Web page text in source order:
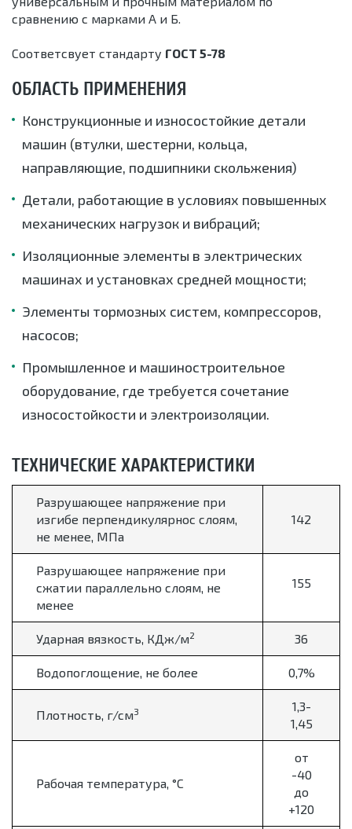
сравнению с марками А и Б.
Соответсвует стандарту ГОСТ 5-78
ОБЛАСТЬ ПРИМЕНЕНИЯ
Конструкционные и износостойкие детали
машин (втулки, шестерни, кольца,
направляющие, подшипники скольжения)
Детали, работающие в условиях повышенных
механических нагрузок и вибраций;
Изоляционные элементы в электрических
машинах и установках средней мощности;
Элементы тормозных систем, компрессоров,
насосов;
Промышленное и машиностроительное
оборудование, где требуется сочетание
износостойкости и электроизоляции.
ТЕХНИЧЕСКИЕ ХАРАКТЕРИСТИКИ
Разрушающее напряжение при
изгибе перпендикулярнос слоям,
не менее, МПа
142
Разрушающее напряжение при
сжатии параллельно слоям, не
менее
155
Ударная вязкость, КДж/м2 36
Водопоглощение, не более 0,7%
Плотность, г/см3
1,3-
1,45
Рабочая температура, °С
от
-40
до
+120